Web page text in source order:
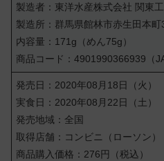
製造者：東洋水産株式会社 関東
製造所：群馬県館林市赤生田本町
内容量：171g（めん75g）
商品コード：4901990366939（
発売日：2020年08月18日（火）
実食日：2020年08月22日（土）
発売地域：全国
取得店舗：コンビニ（ローソン）
商品購入価格：276円（税込）